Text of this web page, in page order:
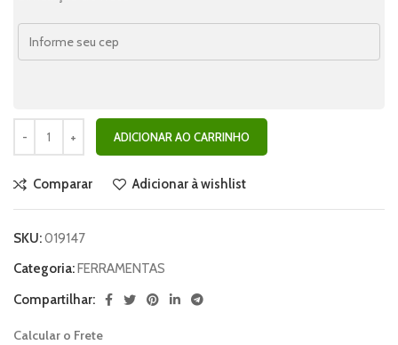
ADICIONAR AO CARRINHO
Comparar Adicionar à wishlist
SKU:019147
Categoria: FERRAMENTAS
Compartilhar:
Calcular o Frete